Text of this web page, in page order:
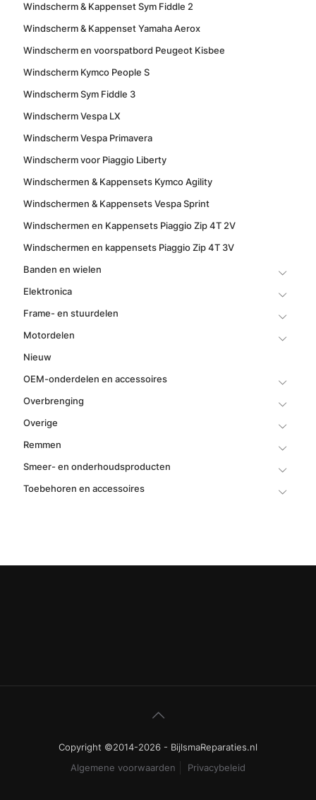
Windscherm & Kappenset Sym Fiddle 2
Windscherm & Kappenset Yamaha Aerox
Windscherm en voorspatbord Peugeot Kisbee
Windscherm Kymco People S
Windscherm Sym Fiddle 3
Windscherm Vespa LX
Windscherm Vespa Primavera
Windscherm voor Piaggio Liberty
Windschermen & Kappensets Kymco Agility
Windschermen & Kappensets Vespa Sprint
Windschermen en Kappensets Piaggio Zip 4T 2V
Windschermen en kappensets Piaggio Zip 4T 3V
Banden en wielen
Elektronica
Frame- en stuurdelen
Motordelen
Nieuw
OEM-onderdelen en accessoires
Overbrenging
Overige
Remmen
Smeer- en onderhoudsproducten
Toebehoren en accessoires
Copyright ©2014-2026 - BijlsmaReparaties.nl
Algemene voorwaarden
Privacybeleid